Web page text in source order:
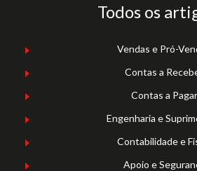
Todos os
Vendas e Pró-
Contas a
Contas a Pagar
Engenharia e
Contabilidade e
Apoio e